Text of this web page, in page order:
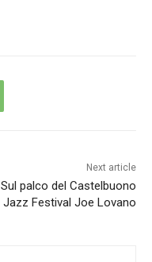
Next article
Sul palco del Castelbuono
Jazz Festival Joe Lovano